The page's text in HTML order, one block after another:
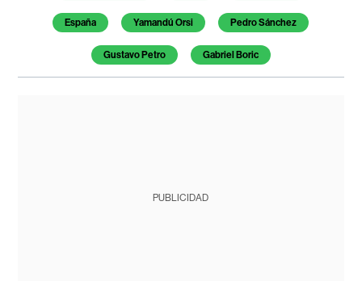
España Yamandú Orsi Pedro Sánchez
Gustavo Petro Gabriel Boric
PUBLICIDAD